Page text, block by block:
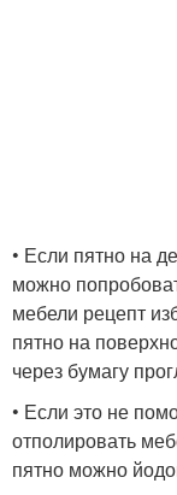
• Если пятно на
можно
мебели рецепт
пятно на
через бумагу
• Если это не
отполировать
пятно можно